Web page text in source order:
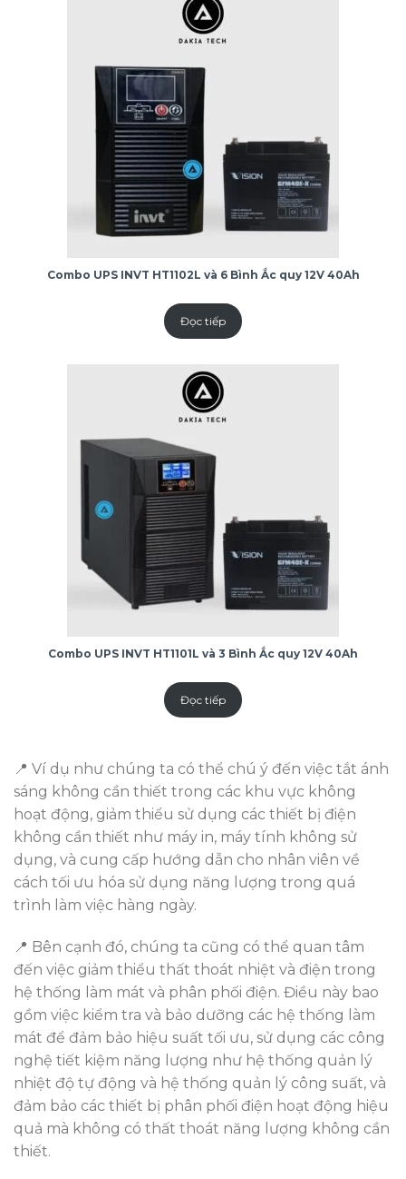
Combo UPS INVT HT1102L và 6 Bình Ắc quy 12V 40Ah
Đọc tiếp
Combo UPS INVT HT1101L và 3 Bình Ắc quy 12V 40Ah
Đọc tiếp
📍 Ví dụ như chúng ta có thể chú ý đến việc tắt ánh
sáng không cần thiết trong các khu vực không
hoạt động, giảm thiểu sử dụng các thiết bị điện
không cần thiết như máy in, máy tính không sử
dụng, và cung cấp hướng dẫn cho nhân viên về
cách tối ưu hóa sử dụng năng lượng trong quá
trình làm việc hàng ngày.
📍 Bên cạnh đó, chúng ta cũng có thể quan tâm
đến việc giảm thiểu thất thoát nhiệt và điện trong
hệ thống làm mát và phân phối điện. Điều này bao
gồm việc kiểm tra và bảo dưỡng các hệ thống làm
mát để đảm bảo hiệu suất tối ưu, sử dụng các công
nghệ tiết kiệm năng lượng như hệ thống quản lý
nhiệt độ tự động và hệ thống quản lý công suất, và
đảm bảo các thiết bị phân phối điện hoạt động hiệu
quả mà không có thất thoát năng lượng không cần
thiết.